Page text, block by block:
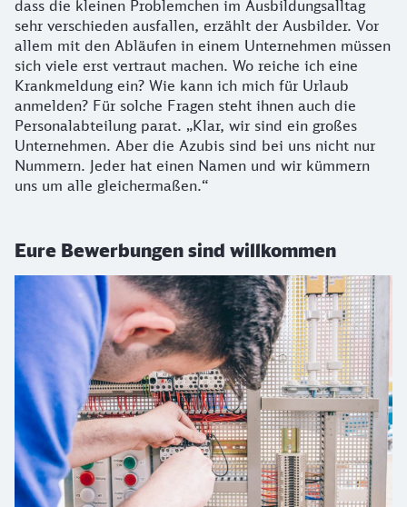
dass die kleinen Problemchen im Ausbildungsalltag
sehr verschieden ausfallen, erzählt der Ausbilder. Vor
allem mit den Abläufen in einem Unternehmen müssen
sich viele erst vertraut machen. Wo reiche ich eine
Krankmeldung ein? Wie kann ich mich für Urlaub
anmelden? Für solche Fragen steht ihnen auch die
Personalabteilung parat. „Klar, wir sind ein großes
Unternehmen. Aber die Azubis sind bei uns nicht nur
Nummern. Jeder hat einen Namen und wir kümmern
uns um alle gleichermaßen.“
Eure Bewerbungen sind willkommen